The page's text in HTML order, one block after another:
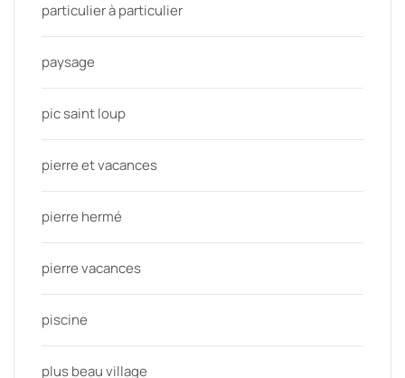
particulier à particulier
paysage
pic saint loup
pierre et vacances
pierre hermé
pierre vacances
piscine
plus beau village